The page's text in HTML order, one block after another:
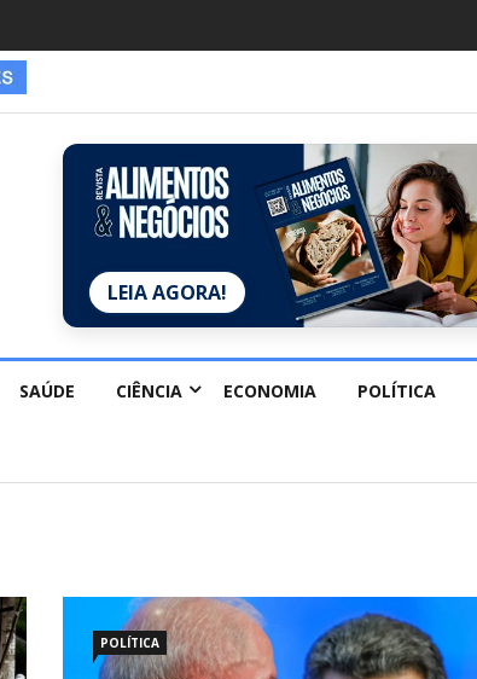
estão redescobrindo hobbies para desacelerar
LEIA AGORA!
SAÚDE CIÊNCIA ECONOMIA POLÍTICA
POLÍTICA